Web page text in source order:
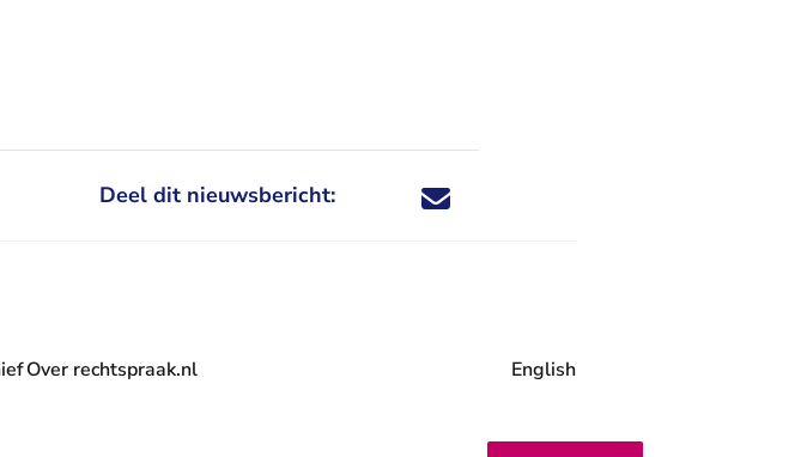
Deel dit nieuwsbericht: Deel dit nieuwsbericht via X - U verlaat
Deel dit nieuwsbericht via Facebook - U
Deel dit nieuwsbericht via e-mail
Deel dit nieuwsbericht via LinkedIn - U
Over rechtspraak.nl English